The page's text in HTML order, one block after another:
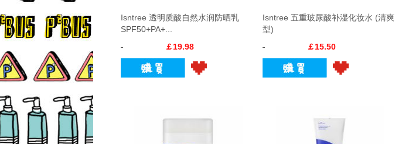
Isntree 透明质酸自然水润防晒乳
SPF50+PA+...
￡19.98
Isntree 五重玻尿酸补湿化妆水 (清爽
型)
￡15.50